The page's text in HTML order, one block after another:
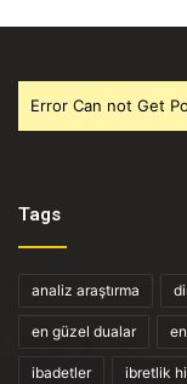
Error Can not Get
Tags
analiz araştırma
en güzel dualar
ibadetler ibretlik